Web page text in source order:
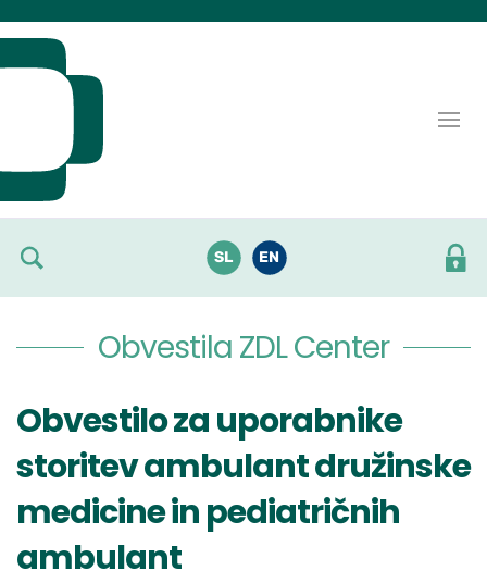
SL EN
Obvestila ZDL Center
Obvestilo za uporabnike
storitev ambulant družinske
medicine in pediatričnih
ambulant